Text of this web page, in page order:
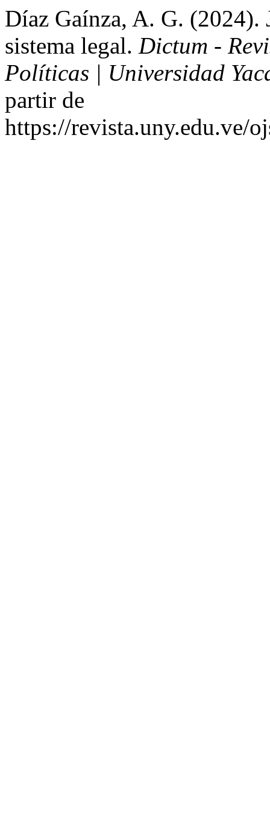
Díaz Gaínza, A. G. (2024).
sistema legal. Dictum -
Políticas | Universidad
partir de
https://revista.uny.edu.ve/